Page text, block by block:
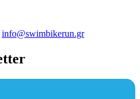
info@swimbikerun.gr